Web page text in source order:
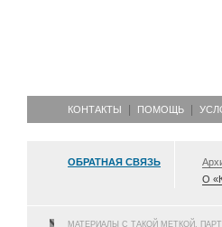
КОНТАКТЫ ПОМОЩЬ
ОБРАТНАЯ СВЯЗЬ
О
МАТЕРИАЛЫ С ТАКОЙ МЕТКОЙ,